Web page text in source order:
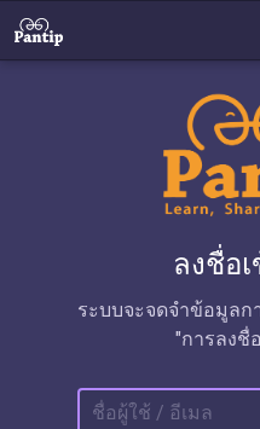
ลงชื่อ
ระบบจะจดจำข้อมูล
"การลงชื่